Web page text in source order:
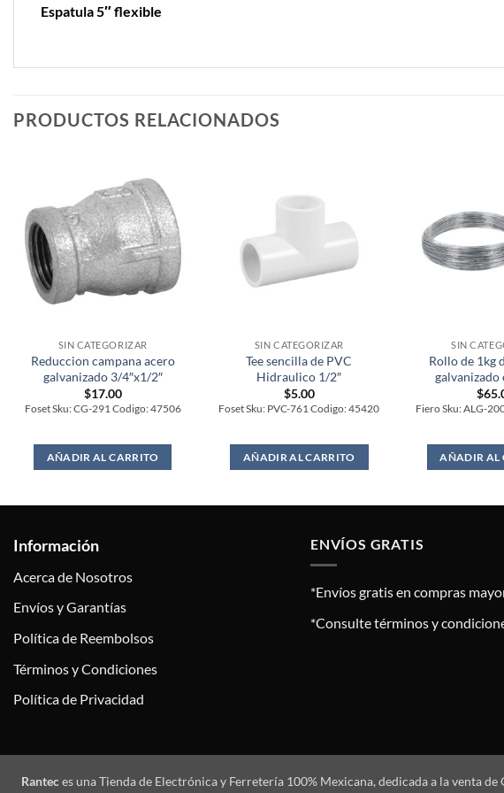
Espatula 5″ flexible
PRODUCTOS RELACIONADOS
SIN CATEGORIZAR
Reduccion campana acero
galvanizado 3/4″x1/2″
$17.00
Foset Sku: CG-291 Codigo: 47506
AÑADIR AL CARRITO
SIN CATEGORIZAR
Tee sencilla de PVC
Hidraulico 1/2″
$5.00
Foset Sku: PVC-761 Codigo: 45420
AÑADIR AL CARRITO
SIN
Rollo de 1kg
galvanizado
$
Fiero Sku: ALG-
AÑADIR AL
Información
Acerca de Nosotros
Envíos y Garantías
Política de Reembolsos
Términos y Condiciones
Política de Privacidad
ENVÍOS GRATIS
*Envíos gratis en compras
*Consulte términos y
Ranteces una Tienda de Electrónica y Ferretería 100% Mexicana, dedicada a la venta